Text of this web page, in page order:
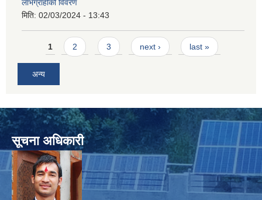
लाभग्राहीको विवरण
मिति: 02/03/2024 - 13:43
Pages
1 2 3 next › last »
अन्य
सूचना अधिकारी